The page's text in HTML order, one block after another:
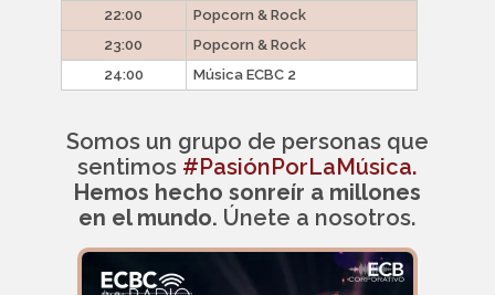
22:00
Popcorn & Rock
23:00
Popcorn & Rock
24:00
Música ECBC 2
Somos un grupo de personas que
sentimos #PasiónPorLaMúsica.
Hemos hecho sonreír a millones
en el mundo. Únete a nosotros.